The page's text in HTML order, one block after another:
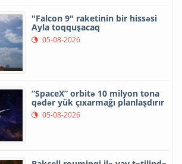
"Falcon 9" raketinin bir hissəsi
Ayla toqquşacaq
05-08-2026
“SpaceX” orbitə 10 milyon tona
qədər yük çıxarmağı planlaşdırır
05-08-2026